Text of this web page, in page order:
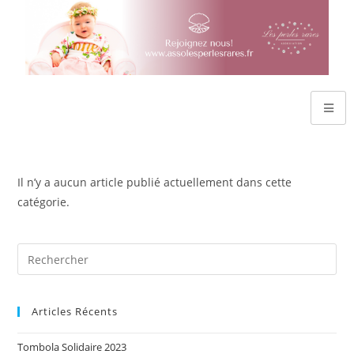
Il n’y a aucun article publié actuellement dans cette
catégorie.
Articles Récents
Tombola Solidaire 2023